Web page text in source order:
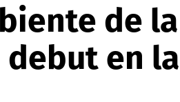
de la
debut en la